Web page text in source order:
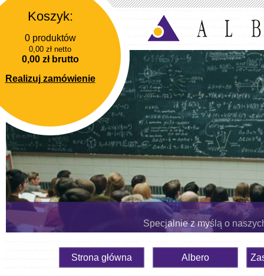
Koszyk:
0 produktów
0,00 zł netto
0,00 zł brutto
Realizuj zamówienie
Specjalnie z myślą o
Strona główna Albero